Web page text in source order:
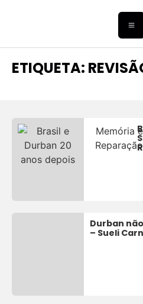
ETIQUETA:
Memória e
Reparação
Durban
– Sueli